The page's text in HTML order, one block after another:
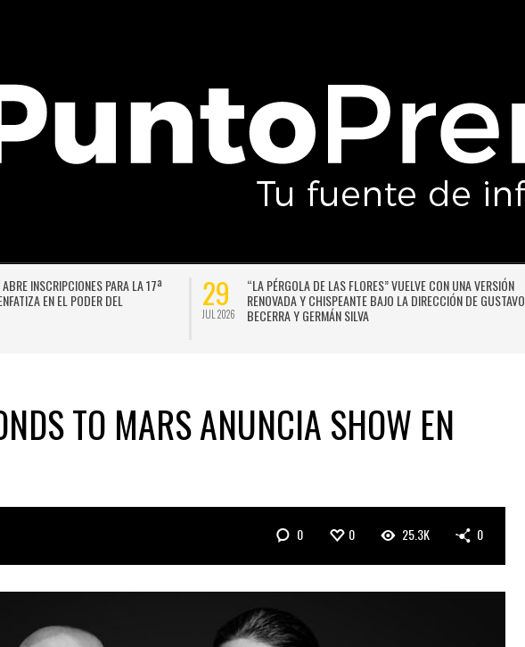
INSCRIPCIONES PARA LA 17ª
EN EL PODER DEL
29
JUL 2026
“LA PÉRGOLA DE LAS FLORES” VUELVE CON UNA VERSIÓN
RENOVADA Y CHISPEANTE BAJO LA DIRECCIÓN DE GUSTAVO
BECERRA Y GERMÁN SILVA
TO MARS ANUNCIA SHOW EN
0 0 25.3K 0